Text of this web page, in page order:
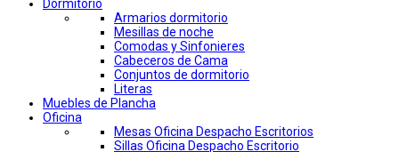
Dormitorio
Armarios dormitorio
Mesillas de noche
Comodas y Sinfonieres
Cabeceros de Cama
Conjuntos de dormitorio
Literas
Muebles de Plancha
Oficina
Mesas Oficina Despacho Escritorios
Sillas Oficina Despacho Escritorio